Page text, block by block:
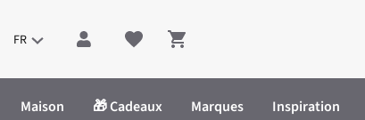
FR Shopping cart
Maison 🎁 Cadeaux Marques Inspiration